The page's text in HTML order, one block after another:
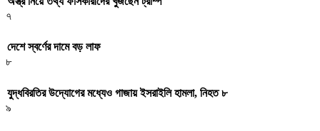
৭
দেশে স্বর্ণের দামে বড় লাফ
৮
যুদ্ধবিরতির উদ্যোগের মধ্যেও গাজায় ইসরাইলি হামলা, নিহত ৮
৯